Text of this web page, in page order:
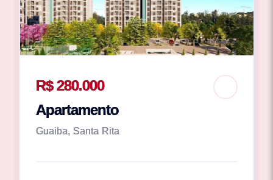
R$ 280.000
Apartamento
Guaiba, Santa Rita